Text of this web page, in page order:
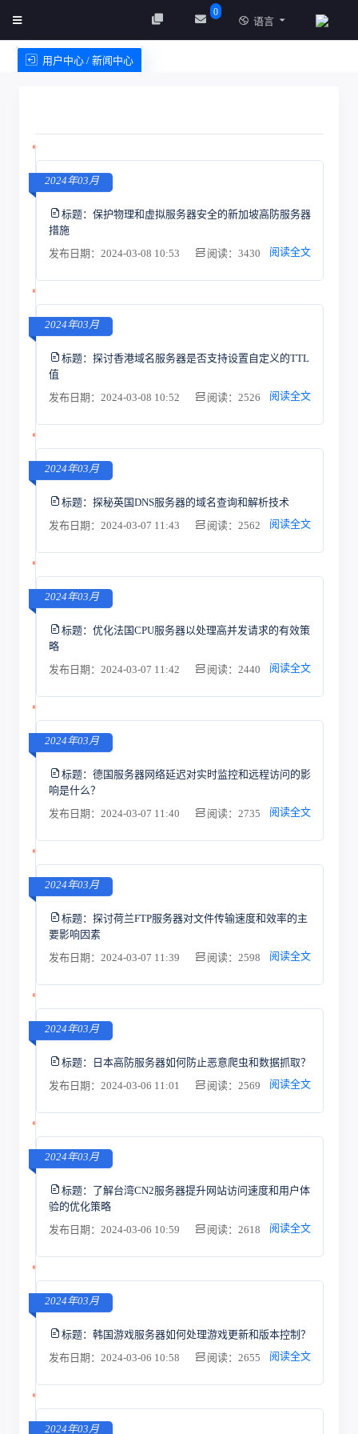
0
语言
用户中心 / 新闻中心
2024年03月
标题： 保护物理和虚拟服务器安全的新加坡高防服务器
措施
发布日期：2024-03-08 10:53
阅读：3430 阅读全文
2024年03月
标题： 探讨香港域名服务器是否支持设置自定义的TTL
值
发布日期：2024-03-08 10:52
阅读：2526 阅读全文
2024年03月
标题： 探秘英国DNS服务器的域名查询和解析技术
发布日期：2024-03-07 11:43
阅读：2562 阅读全文
2024年03月
标题： 优化法国CPU服务器以处理高并发请求的有效策
略
发布日期：2024-03-07 11:42
阅读：2440 阅读全文
2024年03月
标题： 德国服务器网络延迟对实时监控和远程访问的影
响是什么？
发布日期：2024-03-07 11:40
阅读：2735 阅读全文
2024年03月
标题： 探讨荷兰FTP服务器对文件传输速度和效率的主
要影响因素
发布日期：2024-03-07 11:39
阅读：2598 阅读全文
2024年03月
标题：
日本高防服务器如何防止恶意爬虫和数据抓取？
发布日期：2024-03-06 11:01
阅读：2569 阅读全文
2024年03月
标题： 了解台湾CN2服务器提升网站访问速度和用户体
验的优化策略
发布日期：2024-03-06 10:59
阅读：2618 阅读全文
2024年03月
标题： 韩国游戏服务器如何处理游戏更新和版本控制？
发布日期：2024-03-06 10:58
阅读：2655 阅读全文
2024年03月